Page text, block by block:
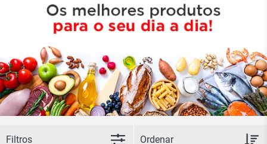
Filtros